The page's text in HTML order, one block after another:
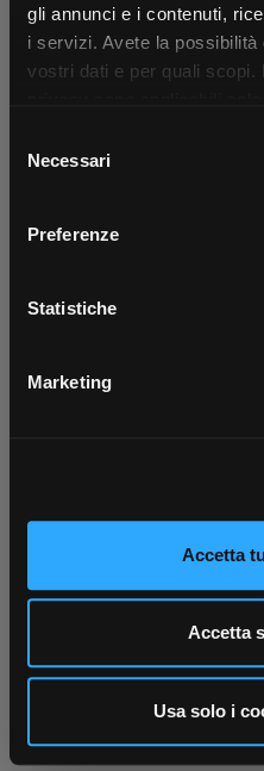
gli annunci e i contenuti,
i servizi. Avete la
vostri dati e per quali scopi.
modificare o revocare il
momento dalla
raccogliere
geografica, con
Identificare il tuo
Approfondisci come
dalla Dichiarazione sui
Utilizziamo i cookie per
analizzare il nostro traffico.
informazioni sul modo in
nostri partner che si
pubblicità e social media, i
delNecessari
Preferenze
Statistiche
Marketing
Accetta
Accetta
Usa solo i
App Rexel Italia
tutti i servizi ovunque tu
Scarica ora
dedicato